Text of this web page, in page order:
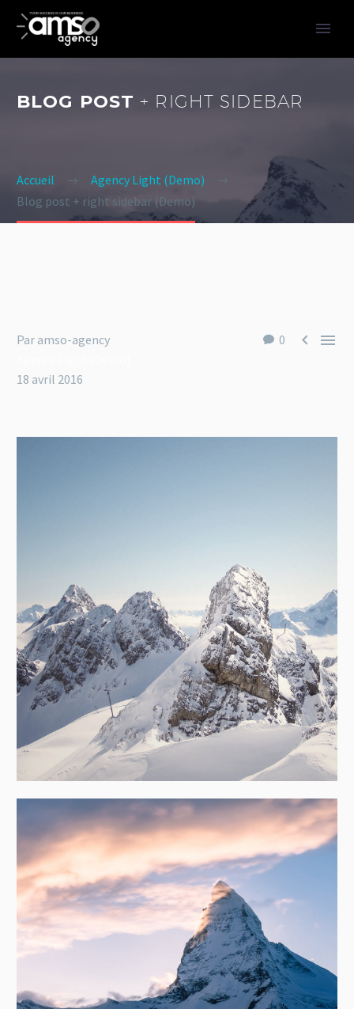
BLOG POST+ RIGHT SIDEBAR
Accueil
Agency Light (Demo)
Blog post + right sidebar (Demo)
0  
Par amso-agency
18 avril 2016